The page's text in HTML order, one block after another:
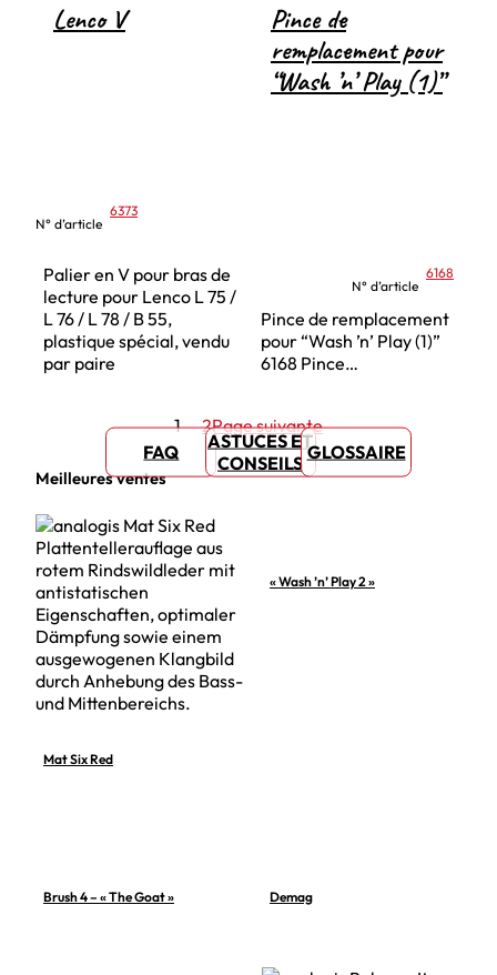
Lenco V
N° d’article
6373
Palier en V pour bras de
lecture pour Lenco L 75 /
L 76 / L 78 / B 55,
plastique spécial, vendu
par paire
Pince de
remplacement pour
“Wash ’n’ Play (1)”
N° d’article
6168
Pince de remplacement
pour “Wash ’n’ Play (1)”
6168 Pince…
1 2Page suivante
FAQ
ASTUCES ET
CONSEILSGLOSSAIRE
Meilleures ventes
Mat Six Red
« Wash ’n’ Play 2 »
Brush 4 – « The Goat » Demag